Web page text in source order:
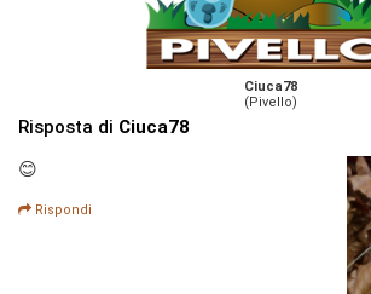
Ciuca78
(Pivello)
Risposta di Ciuca78
😊
Rispondi